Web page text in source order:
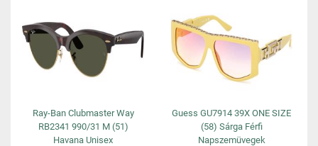
Ray-Ban Clubmaster Way
RB2341 990/31 M (51)
Havana Unisex
Guess GU7914 39X ONE SIZE
(58) Sárga Férfi
Napszemüvegek